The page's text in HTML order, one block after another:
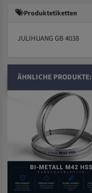
Produktetiketten
JULIHUANG GB 4038
ÄHNLICHE PRODUKTE: